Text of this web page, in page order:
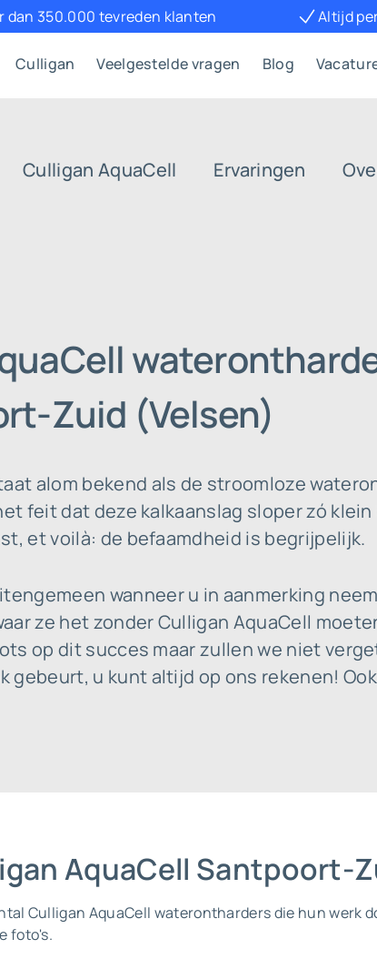
dan 350.000 tevreden klanten Altijd
Culligan Veelgestelde vragen Blog
Culligan AquaCell Ervaringen
Zuid (Velsen)
alom bekend als de stroomloze
feit dat deze kalkaanslag sloper zó
et voilà: de befaamdheid is begrijpelijk.
wanneer u in aanmerking
ze het zonder Culligan AquaCell
op dit succes maar zullen we niet
gebeurt, u kunt altijd op ons rekenen!
AquaCell Santpoort-
Culligan AquaCell waterontharders die hun werk
foto's.